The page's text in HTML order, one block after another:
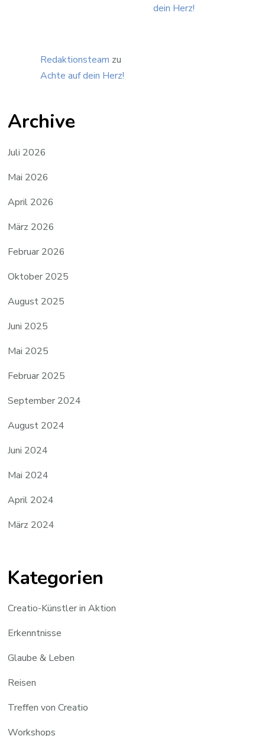
dein Herz!
Redaktionsteam zu
Achte auf dein Herz!
Archive
Juli 2026
Mai 2026
April 2026
März 2026
Februar 2026
Oktober 2025
August 2025
Juni 2025
Mai 2025
Februar 2025
September 2024
August 2024
Juni 2024
Mai 2024
April 2024
März 2024
Kategorien
Creatio-Künstler in Aktion
Erkenntnisse
Glaube & Leben
Reisen
Treffen von Creatio
Workshops